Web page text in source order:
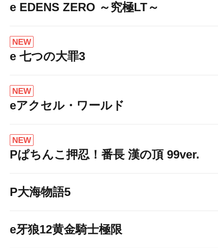
e EDENS ZERO ～究極LT～
NEW
e 七つの大罪3
NEW
eアクセル・ワールド
NEW
Pぱちんこ押忍！番長 漢の頂 99ver.
P大海物語5
e牙狼12黄金騎士極限